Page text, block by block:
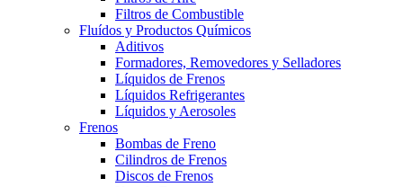
Filtros de Combustible
Fluídos y Productos Químicos
Aditivos
Formadores, Removedores y Selladores
Líquidos de Frenos
Líquidos Refrigerantes
Líquidos y Aerosoles
Frenos
Bombas de Freno
Cilindros de Frenos
Discos de Frenos